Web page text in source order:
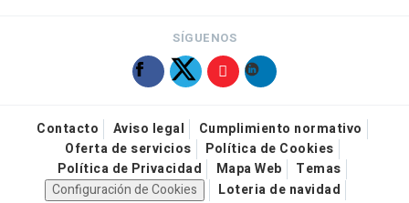
SÍGUENOS
Contacto Aviso legal
Cumplimiento normativo
Oferta de servicios
Política de Cookies
Política de Privacidad
Mapa Web
Temas
Configuración de Cookies
Loteria de navidad